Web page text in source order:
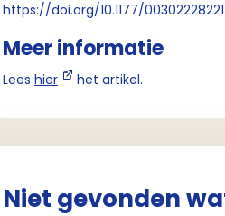
https://doi.org/10.1177/
Meer informatie
Lees hier het artikel.
Niet gevonden